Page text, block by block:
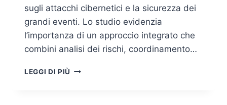
sugli attacchi cibernetici e la sicurezza dei
grandi eventi. Lo studio evidenzia
l’importanza di un approccio integrato che
combini analisi dei rischi, coordinamento…
LEGGI DI PIÙ LA